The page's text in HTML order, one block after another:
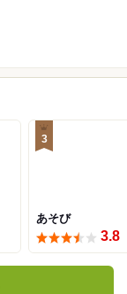
3
あそび
3.8